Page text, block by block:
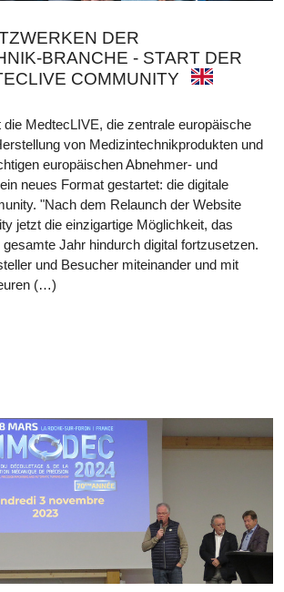
DER
BRANCHE - START DER
COMMUNITY
die MedtecLIVE, die zentrale europäische
von Medizintechnikprodukten und
europäischen Abnehmer- und
neues Format gestartet: die digitale
"Nach dem Relaunch der Website
jetzt die einzigartige Möglichkeit, das
Jahr hindurch digital fortzusetzen.
und Besucher miteinander und mit
(…)